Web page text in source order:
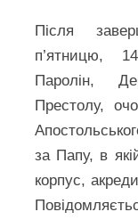
Після
п’ятницю,
Паролін,
Престолу,
за Папу, в
корпус,